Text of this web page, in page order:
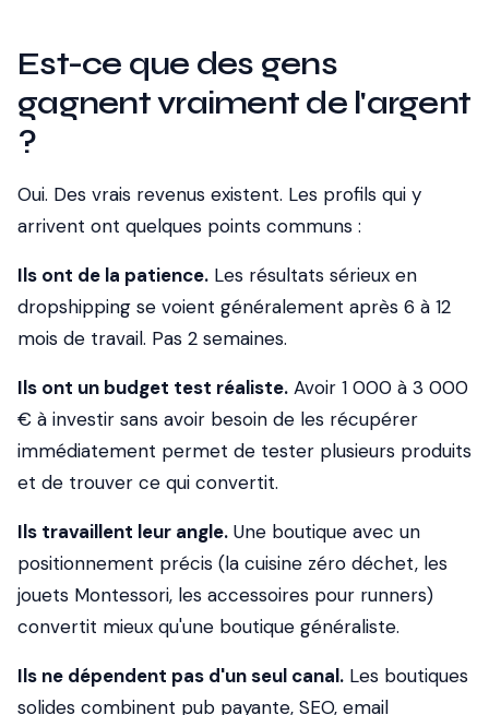
Est-ce que des gens
gagnent vraiment de l'argent
?
Oui. Des vrais revenus existent. Les profils qui y
arrivent ont quelques points communs :
Ils ont de la patience. Les résultats sérieux en
dropshipping se voient généralement après 6 à 12
mois de travail. Pas 2 semaines.
Ils ont un budget test réaliste. Avoir 1 000 à 3 000
€ à investir sans avoir besoin de les récupérer
immédiatement permet de tester plusieurs produits
et de trouver ce qui convertit.
Ils travaillent leur angle. Une boutique avec un
positionnement précis (la cuisine zéro déchet, les
jouets Montessori, les accessoires pour runners)
convertit mieux qu'une boutique généraliste.
Ils ne dépendent pas d'un seul canal. Les boutiques
solides combinent pub payante, SEO, email